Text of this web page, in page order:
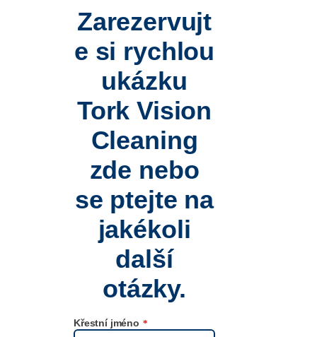
Zarezervujt
e si rychlou
ukázku
Tork Vision
Cleaning
zde nebo
se ptejte na
jakékoli
další
otázky.
Křestní jméno *